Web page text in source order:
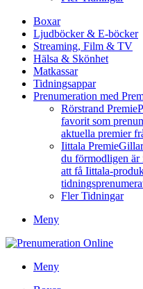
Boxar
Ljudböcker & E-böcker
Streaming, Film & TV
Hälsa & Skönhet
Matkassar
Tidningsappar
Prenumeration med
Rörstrand Premie
favorit som
aktuella premier
Iittala Premie
du förmodligen är
att få Iittala-
Fler Tidningar
Meny
Meny